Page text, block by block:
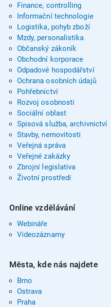
Finance, controlling
Informační technologie
Logistika, pohyb zboží
Mzdy, personalistika
Občanský zákoník
Obchodní korporace
Odpadové hospodářství
Ochrana osobních údajů
Pohřebnictví
Rozvoj osobnosti
Sociální oblast
Spisová služba, archivnictví
Stavby, nemovitosti
Veřejná správa
Veřejné zakázky
Zbrojní legislativa
Životní prostředí
Online vzdělávání
Webináře
Videozáznamy
Města, kde nás najdete
Brno
Ostrava
Praha